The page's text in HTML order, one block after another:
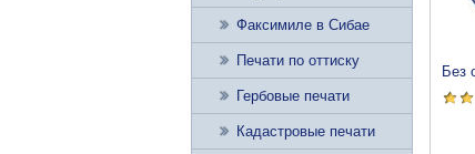
Без
Факсимиле в Сибае
Печати по оттиску
Гербовые печати
Кадастровые печати